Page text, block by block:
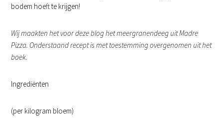
bodem hoeft te krijgen!
Wij maakten het voor deze blog het meergranendeeg uit Madre
Pizza. Onderstaand recept is met toestemming overgenomen uit het
boek.
Ingrediënten
(per kilogram bloem)